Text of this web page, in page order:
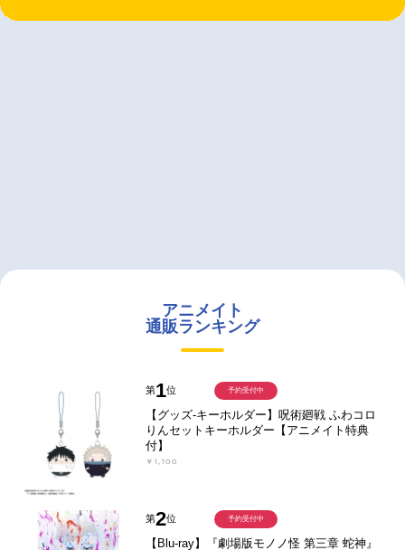
アニメイト
通販ランキング
第1位
【グッズ-キーホルダー】呪術廻戦 ふわコロ
りんセットキーホルダー【アニメイト特典
付】
￥1,100
予約受付中
第2位
【Blu-ray】『劇場版モノノ怪 第三章 蛇神』
予約受付中